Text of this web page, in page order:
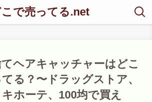
こで売ってる.net
ヘアキャッチャーはどこ
る？〜ドラッグストア、
キホーテ、100均で買え